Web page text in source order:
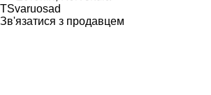
TSvaruosad
Зв'язатися з продавцем